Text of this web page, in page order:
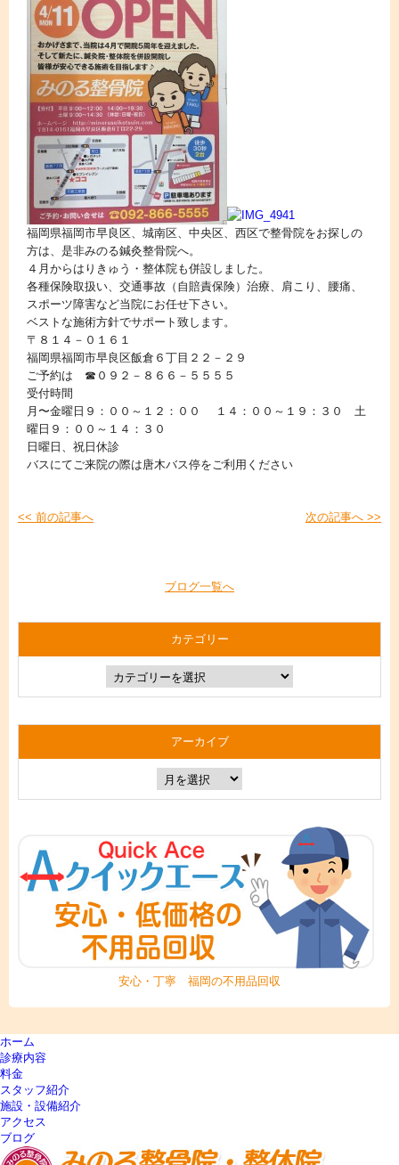
福岡県福岡市早良区、城南区、中央区、西区で整骨院をお探しの
方は、是非みのる鍼灸整骨院へ。
４月からはりきゅう・整体院も併設しました。
各種保険取扱い、交通事故（自賠責保険）治療、肩こり、腰痛、
スポーツ障害など当院にお任せ下さい。
ベストな施術方針でサポート致します。
〒８１４－０１６１
福岡県福岡市早良区飯倉６丁目２２－２９
ご予約は ☎０９２－８６６－５５５５
受付時間
月〜金曜日９：００～１２：００ １４：００～１９：３０ 土
曜日９：００～１４：３０
日曜日、祝日休診
バスにてご来院の際は唐木バス停をご利用ください
<< 前の記事へ 次の記事へ >>
ブログ一覧へ
カテゴリー
アーカイブ
安心・丁寧 福岡の不用品回収
ホーム
診療内容
料金
スタッフ紹介
施設・設備紹介
アクセス
ブログ